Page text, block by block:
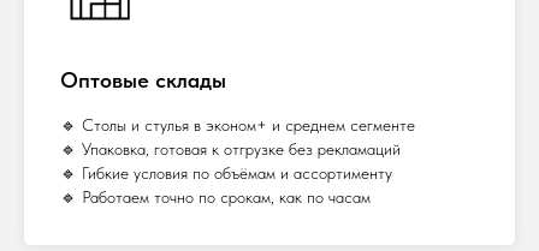
Оптовые склады
🔹 Столы и стулья в эконом+ и среднем сегменте
🔹 Упаковка, готовая к отгрузке без рекламаций
🔹 Гибкие условия по объёмам и ассортименту
🔹 Работаем точно по срокам, как по часам